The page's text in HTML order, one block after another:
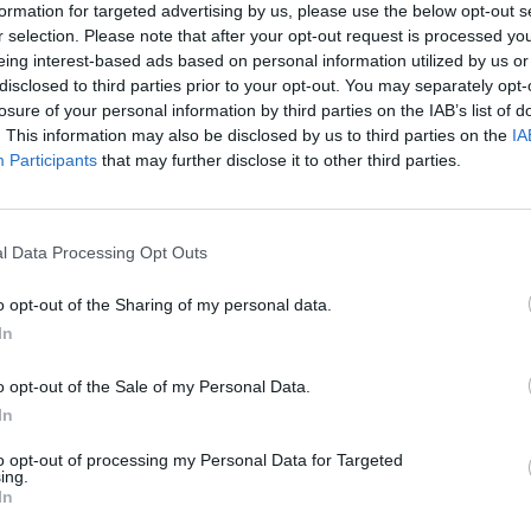
for targeted advertising by us, please use the below opt-out
selection. Please note that after your opt-out request is processed
interest-based ads based on personal information utilized by us
to third parties prior to your opt-out. You may separately
of your personal information by third parties on the IAB’s list of
This information may also be disclosed by us to third parties on the
Participants that may further disclose it to other third parties.
Data Processing Opt Outs
opt-out of the Sharing of my personal data.
opt-out of the Sale of my Personal Data.
opt-out of processing my Personal Data for Targeted
hitelétől Olaszország
bankja
válna meg, ami a Reuters szerint a bank
közleményben jelentette be, hogy együttműködést írt alá
AMCO-val, amelynek értelmében a bank 4,8 milliárd
milliárd eurónyi, várhatóan nem teljesítésbe átforduló hiteltől
ban birtokló állam már régóta kereste azt...